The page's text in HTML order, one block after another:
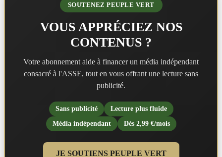
SOUTENEZ PEUPLE VERT
VOUS APPRÉCIEZ NOS
CONTENUS ?
Votre abonnement aide à financer un média indépendant
consacré à l'ASSE, tout en vous offrant une lecture sans
publicité.
Sans publicité
Lecture plus fluide
Média indépendant
Dès 2,99 €/mois
JE SOUTIENS PEUPLE VERT